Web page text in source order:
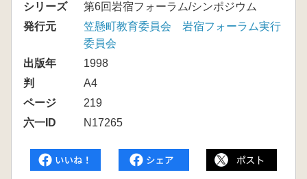
シリーズ
第6回岩宿フォーラム/シンポジウム
発行元
笠懸町教育委員会 岩宿フォーラム実行
委員会
出版年
1998
判
A4
ページ
219
六一ID
N17265